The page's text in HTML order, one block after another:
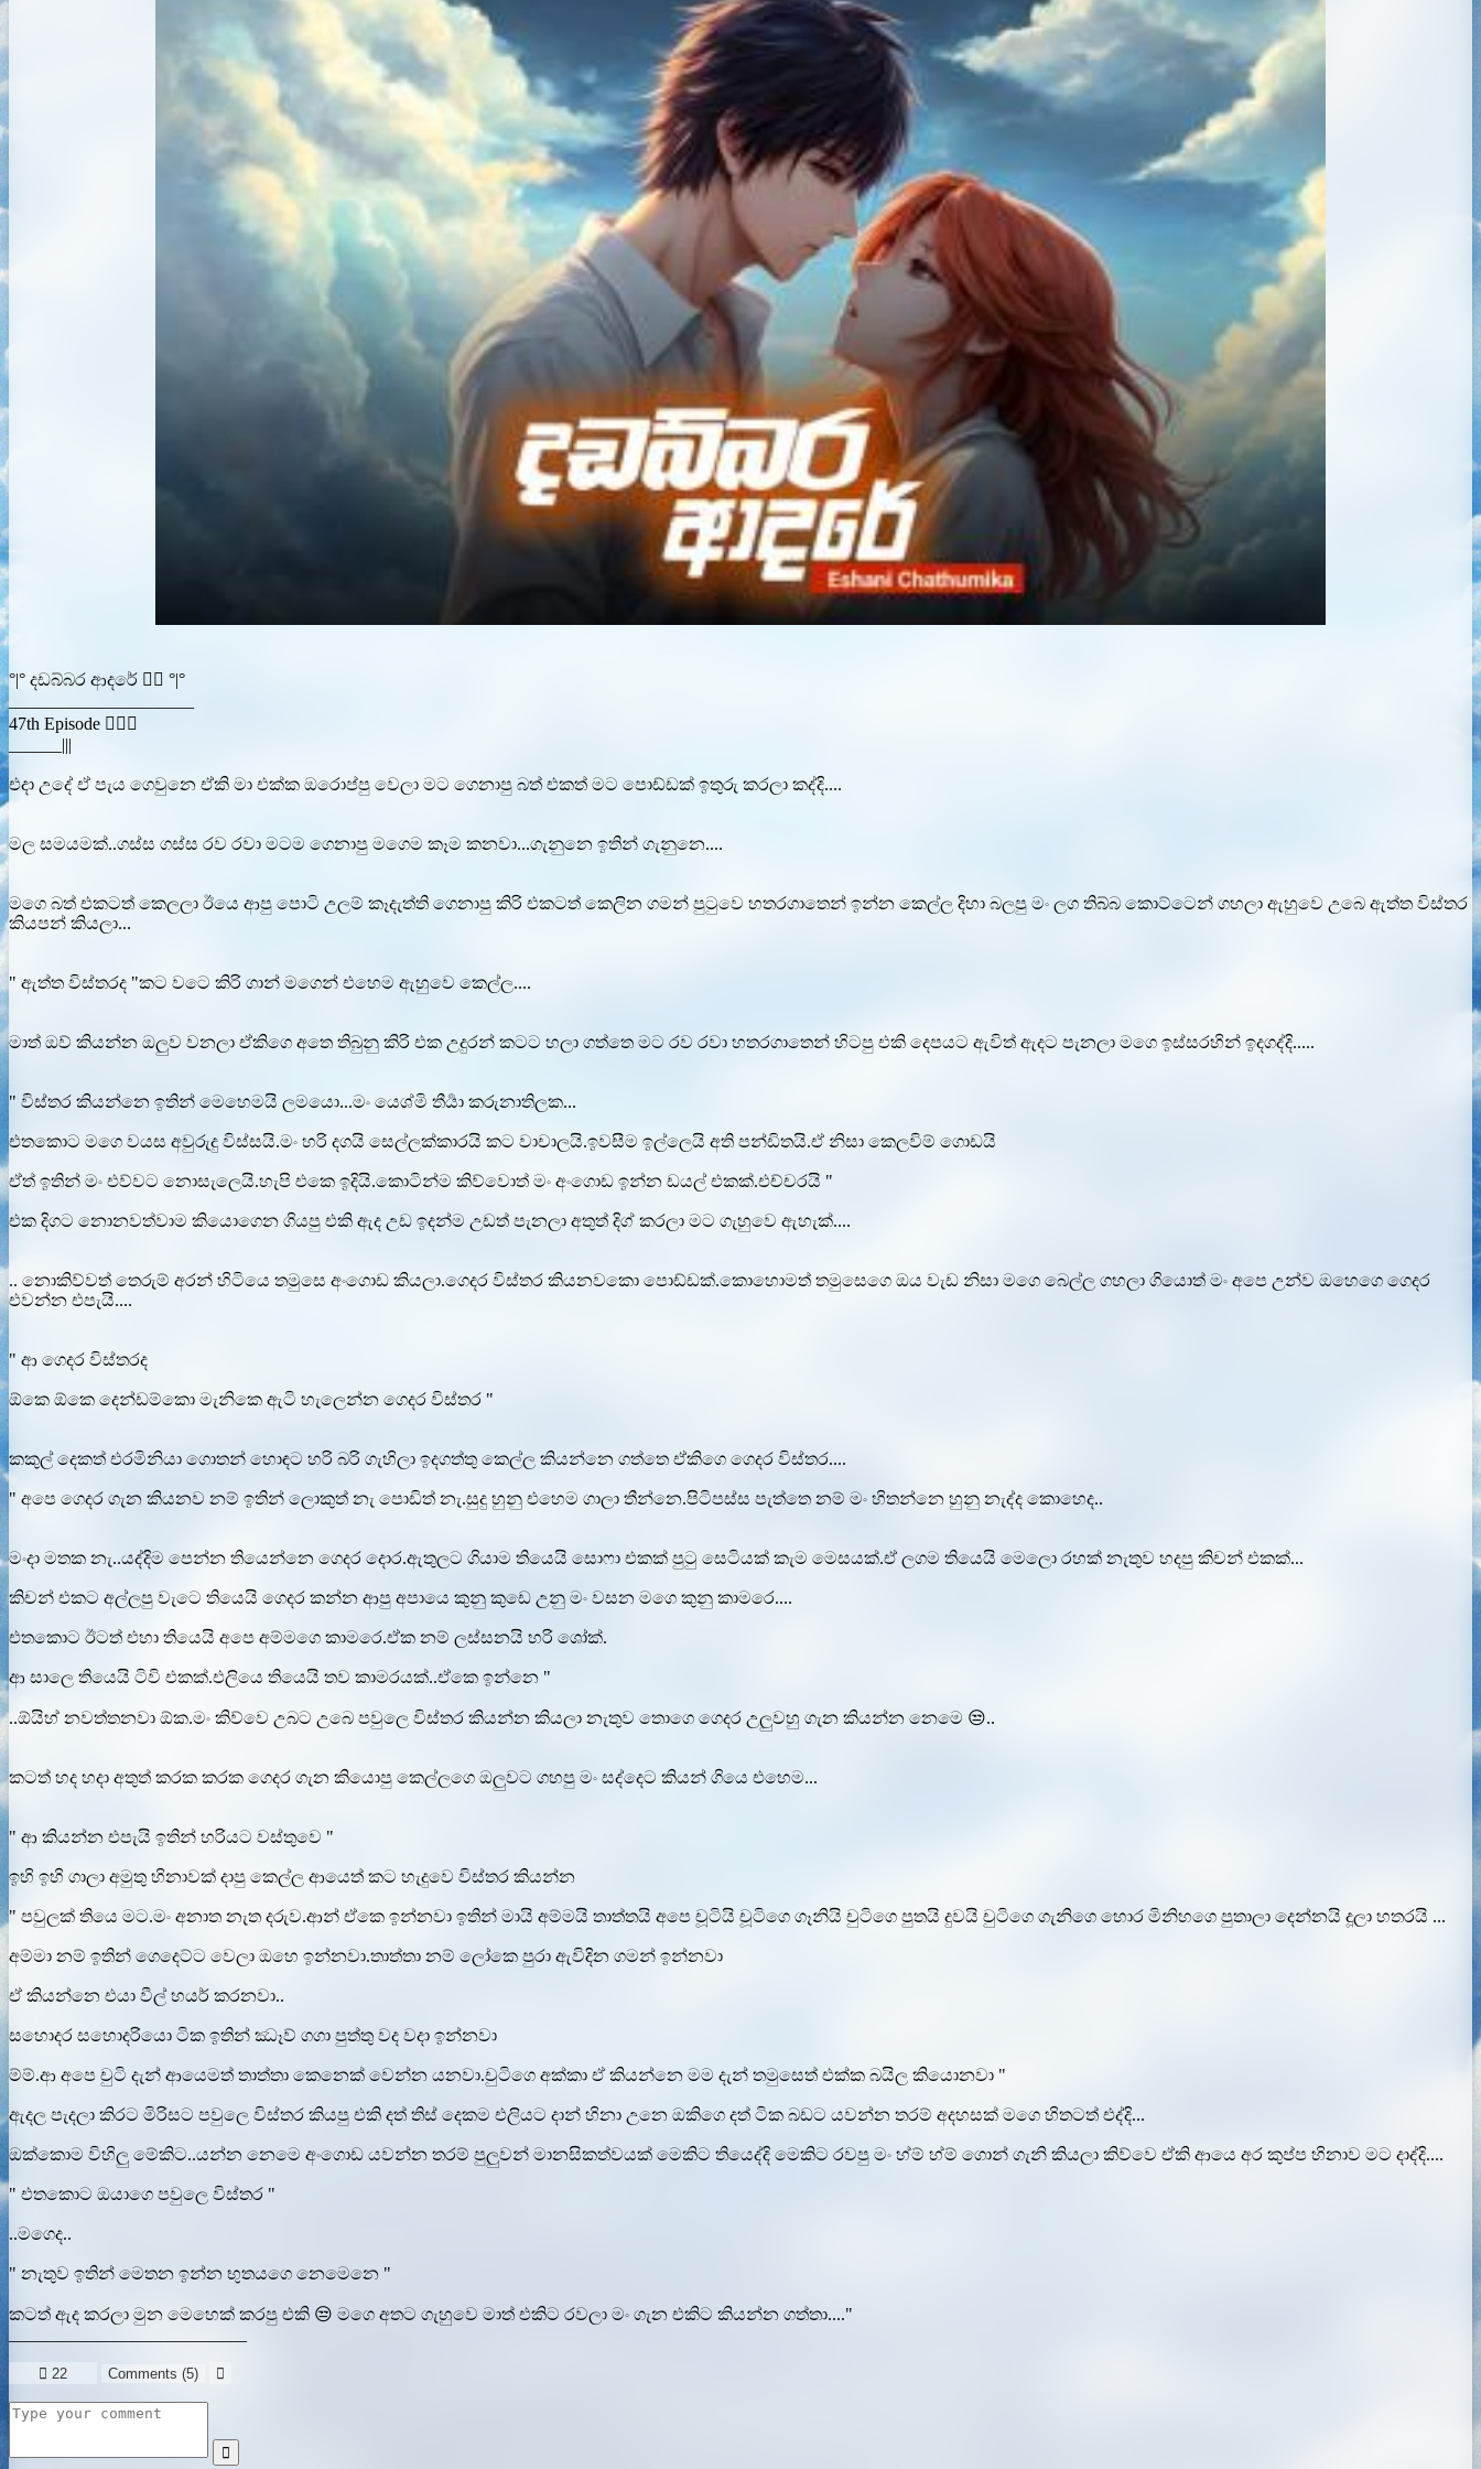
°|° දඩබ්බර ආදරේ ❤️‍🔥 °|°
47th Episode ❤️‍🔥🥀
______|||
එදා උදේ ඒ පැය ගෙවුනෙ ඒකි මා එක්ක ඔරොප්පු වෙලා මට ගෙනාපු බත් එකත් මට පොඩ්ඩක් ඉතුරු කරලා කද්දි....
මල සමයමක්..ගස්ස ගස්ස රව රවා මටම ගෙනාපු මගෙම කෑම කනවා...ගැනුනෙ ඉතින් ගැනුනෙ....
මගෙ බත් එකටත් කෙලලා ඊයෙ ආපු පොටි උලම් කෑදැත්ති ගෙනාපු කිරි එකටත් කෙලින ගමන් පුටුවෙ හතරගාතෙන් ඉන්න කෙල්ල දිහා බලපු මං ලග තිබ්බ කොට්ටෙන් ගහලා ඇහුවෙ උබෙ ඇත්ත විස්තර
කියපන් කියලා...
" ඇත්ත විස්තරද "කට වටෙ කිරි ගාන් මගෙන් එහෙම ඇහුවෙ කෙල්ල....
මාත් ඔව් කියන්න ඔලුව වනලා ඒකිගෙ අතෙ තිබුනු කිරි එක උදුරන් කටට හලා ගත්තෙ මට රව රවා හතරගාතෙන් හිටපු එකි දෙපයට ඇවිත් ඇදට පැනලා මගෙ ඉස්සරහින් ඉදගද්දි.....
" විස්තර කියන්නෙ ඉතින් මෙහෙමයි ලමයො...මං යෙශ්මි තීර්‍යා කරුනාතිලක...
එතකොට මගෙ වයස අවුරුදු විස්සයි.මං හරි දගයි සෙල්ලක්කාරයි කට වාචාලයි.ඉවසීම ඉල්ලෙයි අති පන්ඩිතයි.ඒ නිසා කෙලවිම් ගොඩයි
ඒත් ඉතින් මං එව්වට නොසැලෙයි.හැපි එකෙ ඉදියි.කොටින්ම කිව්වොත් මං අංගොඩ ඉන්න ඩයල් එකක්.එච්චරයි "
එක දිගට නොනවත්වාම කියොගෙන ගියපු එකි ඇද උඩ ඉදන්ම උඩත් පැනලා අතුත් දිග් කරලා මට ගැහුවෙ ඇහැක්....
.. නොකිව්වත් තෙරුම් අරන් හිටියෙ තමුසෙ අංගොඩ කියලා.ගෙදර විස්තර කියනවකො පොඩ්ඩක්.කොහොමත් තමුසෙගෙ ඔය වැඩ නිසා මගෙ බෙල්ල ගහලා ගියොත් මං අපෙ උන්ව ඔහෙගෙ ගෙදර
එවන්න එපැයි....
" ආ ගෙදර විස්තරද
ඕකෙ ඕකෙ දෙන්ඩම්කො මැනිකෙ ඇටි හැලෙන්න ගෙදර විස්තර "
කකුල් දෙකත් එරමිනියා ගොතන් හොඳට හරි බරි ගැහිලා ඉදගත්තු කෙල්ල කියන්නෙ ගත්තෙ ඒකිගෙ ගෙදර විස්තර....
" අපෙ ගෙදර ගැන කියනව නම් ඉතින් ලොකුත් නැ පොඩිත් නැ.සුදු හුනු එහෙම ගාලා තීන්නෙ.පිටිපස්ස පැත්තෙ නම් මං හිතන්නෙ හුනු නැද්ද කොහෙද..
මංදා මතක නැ..යද්දිම පෙන්න තියෙන්නෙ ගෙදර දොර.ඇතුලට ගියාම තියෙයි සොෆා එකක් පුටු සෙටියක් කැම මෙසයක්.ඒ ලගම තියෙයි මෙලො රහක් නැතුව හදපු කිචන් එකක්...
කිචන් එකට අල්ලපු වැටෙ තියෙයි ගෙදර කන්න ආපු අපායෙ කුනු කුඩෙ උනු මං වසන මගෙ කුනු කාමරෙ....
එතකොට ඊටත් එහා තියෙයි අපෙ අම්මගෙ කාමරෙ.ඒක නම් ලස්සනයි හරි ශෝක්.
ආ සාලෙ තියෙයි ටිවි එකක්.එලියෙ තියෙයි තව කාමරයක්..ඒකෙ ඉන්නෙ "
..ඕයිහ් නවත්තනවා ඕක.මං කිව්වෙ උබට උබෙ පවුලෙ විස්තර කියන්න කියලා නැතුව තොගෙ ගෙදර උලුවහු ගැන කියන්න නෙමෙ 😒..
කටත් හද හදා අතුත් කරක කරක ගෙදර ගැන කියොපු කෙල්ලගෙ ඔලුවට ගහපු මං සද්දෙට කියන් ගියෙ එහෙම...
" ආ කියන්න එපැයි ඉතින් හරියට වස්තුවෙ "
ඉහි ඉහි ගාලා අමුතු හිනාවක් දාපු කෙල්ල ආයෙත් කට හැදුවෙ විස්තර කියන්න
" පවුලක් තියෙ මට.මං අනාත නැත දරුව.ආන් ඒකෙ ඉන්නවා ඉතින් මායි අම්මයි තාත්තයි අපෙ චූටියි චූටිගෙ ගෑනියි චුටිගෙ පුතයි දුවයි චුටිගෙ ගැනිගෙ හොර මිනිහගෙ පුතාලා දෙන්නයි දූලා හතරයි ...
අම්මා නම් ඉතින් ගෙදෙට්ට වෙලා ඔහෙ ඉන්නවා.තාත්තා නම් ලෝකෙ පුරා ඇවිදින ගමන් ඉන්නවා
ඒ කියන්නෙ එයා වීල් හයර් කරනවා..
සහොදර සහොදරියො ටික ඉතින් ඣෑව් ගගා පුත්තු වද වදා ඉන්නවා
ම්ම්.ආ අපෙ චුටි දැන් ආයෙමත් තාත්තා කෙනෙක් වෙන්න යනවා.චුටිගෙ අක්කා ඒ කියන්නෙ මම දැන් තමුසෙත් එක්ක බයිල කියොනවා "
ඇදල පැදලා කිරට මිරිසට පවුලෙ විස්තර කියපු එකි දත් තිස් දෙකම එලියට දාන් හිනා උනෙ ඔකිගෙ දත් ටික බඩට යවන්න තරම් අදහසක් මගෙ හිතටත් එද්දි...
ඔක්කොම විහිලු මේකිට..යන්න නෙමෙ අංගොඩ යවන්න තරම් පුලුවන් මානසිකත්වයක් මෙකිට තියෙද්දි මෙකිට රවපු මං හ්ම් හ්ම් ගොන් ගැනි කියලා කිව්වෙ ඒකි ආයෙ අර කුප්ප හිනාව මට දාද්දි....
" එතකොට ඔයාගෙ පවුලෙ විස්තර "
..මගෙද..
" නැතුව ඉතින් මෙතන ඉන්න භුතයගෙ නෙමෙනෙ "
කටත් ඇද කරලා මුන මෙහෙක් කරපු එකි 😒 මගෙ අතට ගැහුවෙ මාත් එකිට රවලා මං ගැන එකිට කියන්න ගත්තා...."
 22 Comments (5) 
